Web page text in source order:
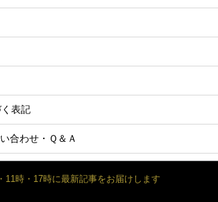
表記
合わせ・Ｑ＆Ａ
11時・17時に最新記事をお届けします